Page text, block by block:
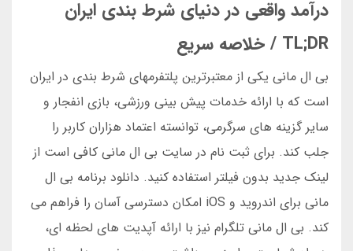
درآمد واقعی در دنیای شرط بندی ایران
TL;DR / خلاصه سریع
بی ال مانی یکی از معتبرترین پلتفرمهای شرط بندی در ایران
است که با ارائه خدمات پیش بینی ورزشی، بازی انفجار و
سایر گزینه های سرگرمی، توانسته اعتماد هزاران کاربر را
جلب کند. برای ثبت نام در سایت بی ال مانی کافی است از
لینک جدید بدون فیلتر استفاده کنید. دانلود برنامه بی ال
مانی برای اندروید و iOS امکان دسترسی آسان را فراهم می
کند. بی ال مانی تلگرام نیز با ارائه آپدیت های لحظه ای،